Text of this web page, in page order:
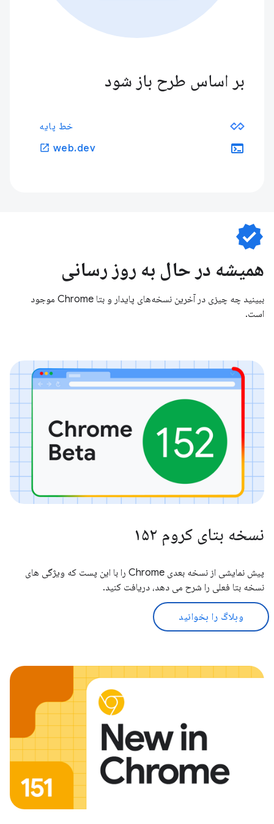
بر اساس طرح باز شود
خط پایه
terminal
web.dev
open_in_new
verified
همیشه در حال به روز رسانی
ببینید چه چیزی در آخرین نسخه‌های پایدار و بتا Chrome موجود
است.
نسخه بتای کروم ۱۵۲
پیش نمایشی از نسخه بعدی Chrome را با این پست که ویژگی های
نسخه بتا فعلی را شرح می دهد، دریافت کنید.
وبلاگ را بخوانید